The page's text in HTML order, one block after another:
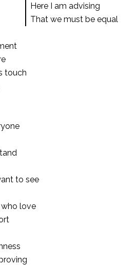
Here I am advising
That we must be equal
touch
to see
love